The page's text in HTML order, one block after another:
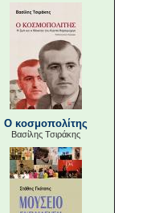
Ο κοσμοπολίτης
Βασίλης Τσιράκης